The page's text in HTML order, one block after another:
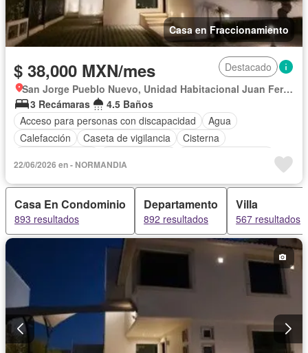
Casa en Fraccionamiento
$ 38,000 MXN/mes
Destacado
San Jorge Pueblo Nuevo, Unidad Habitacional Juan Fernández Albarrán
3 Recámaras
4.5 Baños
Acceso para personas con discapacidad
Agua
Calefacción
Caseta de vigilancia
Cisterna
Cuarto de servicio
Electricidad
Jacuzzi
Recámara con closet
Sala polivalente
Seguridad
Terraza Zonas verdes
Permite mascotas
Permite niños
22/06/2026 en - NORMANDIA
Casa En Condominio
893 resultados
Departamento
892 resultados
Villa
567 resultados